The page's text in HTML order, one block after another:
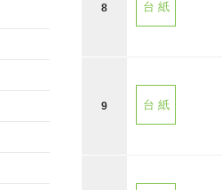
8 台 紙
9 台 紙